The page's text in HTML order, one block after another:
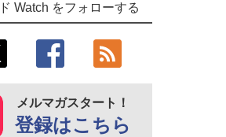
Watch をフォローする
メルマガスタート！
登録はこちら